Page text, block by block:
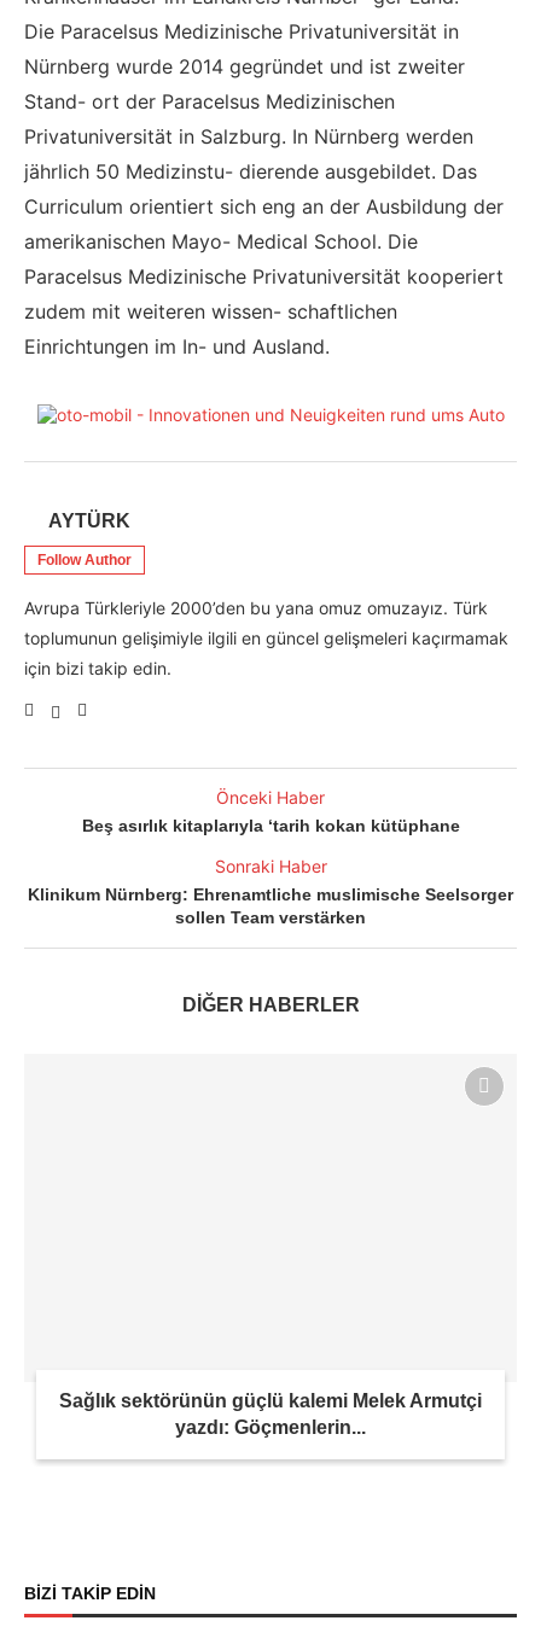
Die Paracelsus Medizinische Privatuniversität in
Nürnberg wurde 2014 gegründet und ist zweiter
Stand- ort der Paracelsus Medizinischen
Privatuniversität in Salzburg. In Nürnberg werden
jährlich 50 Medizinstu- dierende ausgebildet. Das
Curriculum orientiert sich eng an der Ausbildung der
amerikanischen Mayo- Medical School. Die
Paracelsus Medizinische Privatuniversität kooperiert
zudem mit weiteren wissen- schaftlichen
Einrichtungen im In- und Ausland.
AYTÜRK
Follow Author
Avrupa Türkleriyle 2000’den bu yana omuz omuzayız. Türk
toplumunun gelişimiyle ilgili en güncel gelişmeleri kaçırmamak
için bizi takip edin.
Önceki Haber
Beş asırlık kitaplarıyla ‘tarih kokan kütüphane
Sonraki Haber
Klinikum Nürnberg: Ehrenamtliche muslimische Seelsorger
sollen Team verstärken
DİĞER HABERLER
Sağlık sektörünün güçlü kalemi Melek Armutçi
yazdı: Göçmenlerin...
BİZİ TAKİP EDİN